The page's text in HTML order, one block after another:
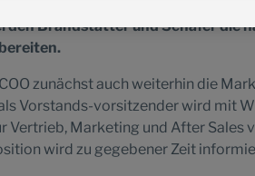
2022 das
Brandstätter und Schäfer die
zunächst auch weiterhin die
Vorstands-vorsitzender wird mit
Vertrieb, Marketing und After Sales
wird zu gegebener Zeit